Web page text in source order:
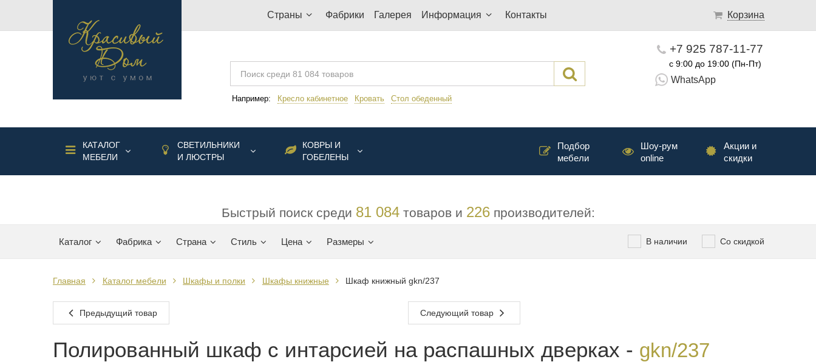
Страны Фабрики Галерея Информация Контакты Корзина
Например: Кресло кабинетное Кровать Стол обеденный
+7 925 787-11-77
с 9:00 до 19:00 (Пн-Пт)
WhatsApp
КАТАЛОГ
МЕБЕЛИ
СВЕТИЛЬНИКИ
И ЛЮСТРЫ
КОВРЫ И
ГОБЕЛЕНЫ
Акции и
скидки
Шоу-рум
online
Подбор
мебели
Быстрый поиск среди 81 084товаров и 226производителей:
Каталог Фабрика Страна Стиль Цена Размеры Со скидкой
В наличии
Главная Каталог мебели Шкафы и полки Шкафы книжные Шкаф книжный gkn/237
Предыдущий товар Следующий товар
Полированный шкаф с интарсией на распашных дверках - gkn/237